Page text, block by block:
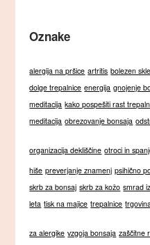
Oznake
alergija na pršice artritis bolezen
dolge trepalnice energija gnojenje
meditacija kako pospešiti rast
meditacija obrezovanje bonsaja
organizacija dekliščine otroci in
hiše preverjanje znamenj psihično
skrb za bonsaj skrb za kožo smrad
leta tisk na majice trepalnice
za alergike vzgoja bonsaja zaščitne